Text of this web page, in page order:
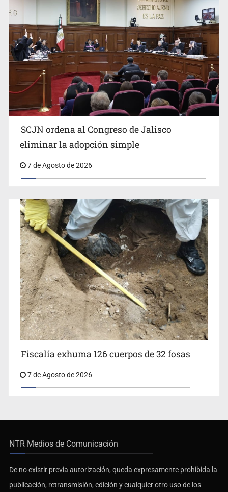
Artesano
Fiscalía exhuma 126 cuerpos de 32 fosas
SCJN ordena al Congreso de Jalisco
eliminar la adopción simple
7 de Agosto de 2026
Fiscalía exhuma 126 cuerpos de 32 fosas
7 de Agosto de 2026
NTR Medios de Comunicación
De no existir previa autorización, queda expresamente prohibida la
publicación, retransmisión, edición y cualquier otro uso de los